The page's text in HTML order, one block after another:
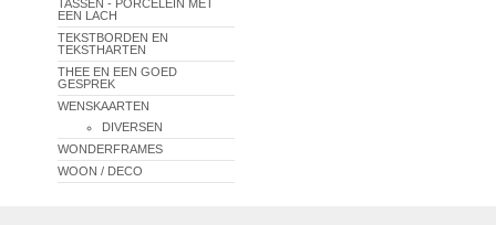
TASSEN - PORCELEIN MET
EEN LACH
TEKSTBORDEN EN
TEKSTHARTEN
THEE EN EEN GOED
GESPREK
WENSKAARTEN
DIVERSEN
WONDERFRAMES
WOON / DECO